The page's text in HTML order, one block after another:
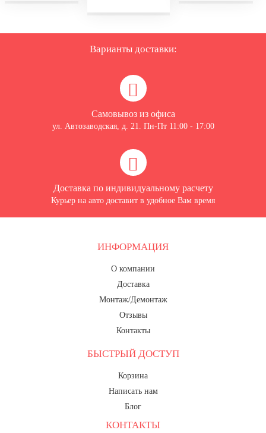
Варианты доставки:
Самовывоз из офиса
ул. Автозаводская, д. 21. Пн-Пт 11:00 - 17:00
Доставка по индивидуальному расчету
Курьер на авто доставит в удобное Вам время
ИНФОРМАЦИЯ
О компании
Доставка
Монтаж/Демонтаж
Отзывы
Контакты
БЫСТРЫЙ ДОСТУП
Корзина
Написать нам
Блог
КОНТАКТЫ